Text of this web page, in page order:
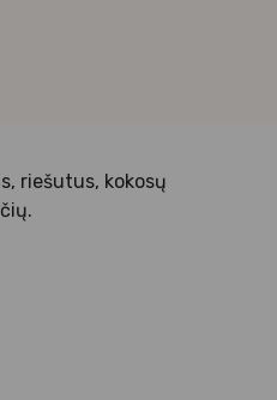
riešutus, kokosų